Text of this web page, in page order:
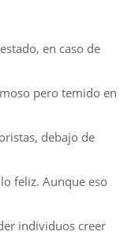
en caso de
pero temido en
debajo de
feliz. Aunque eso
individuos creer